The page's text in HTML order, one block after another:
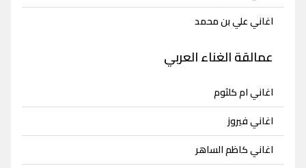
اغاني علي بن محمد
عمالقة الغناء العربي
اغاني ام كلثوم
اغاني فيروز
اغاني كاظم الساهر